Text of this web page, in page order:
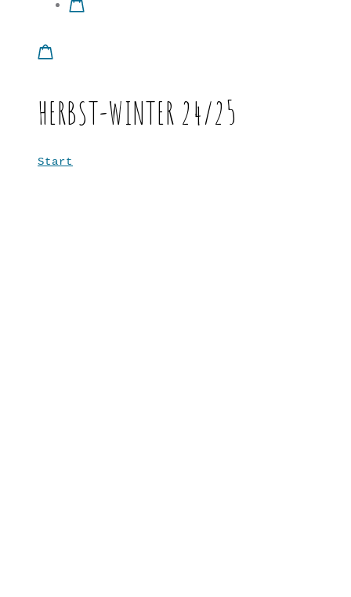
HERBST-WINTER 24/25
Start